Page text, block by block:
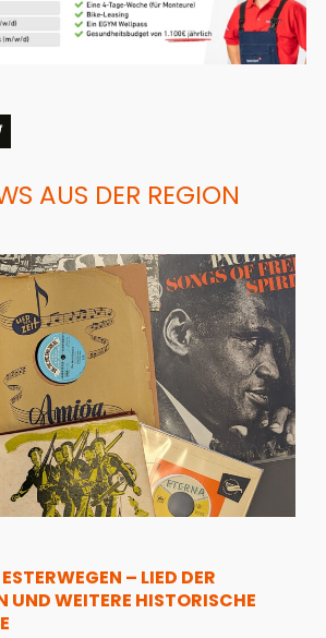
AUS DER REGION
– LIED DER
UND WEITERE HISTORISCHE